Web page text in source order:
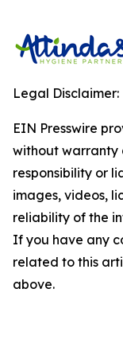
Legal Disclaimer:
EIN Presswire
without warranty
responsibility or
images, videos,
reliability of the
If you have any
related to this
above.